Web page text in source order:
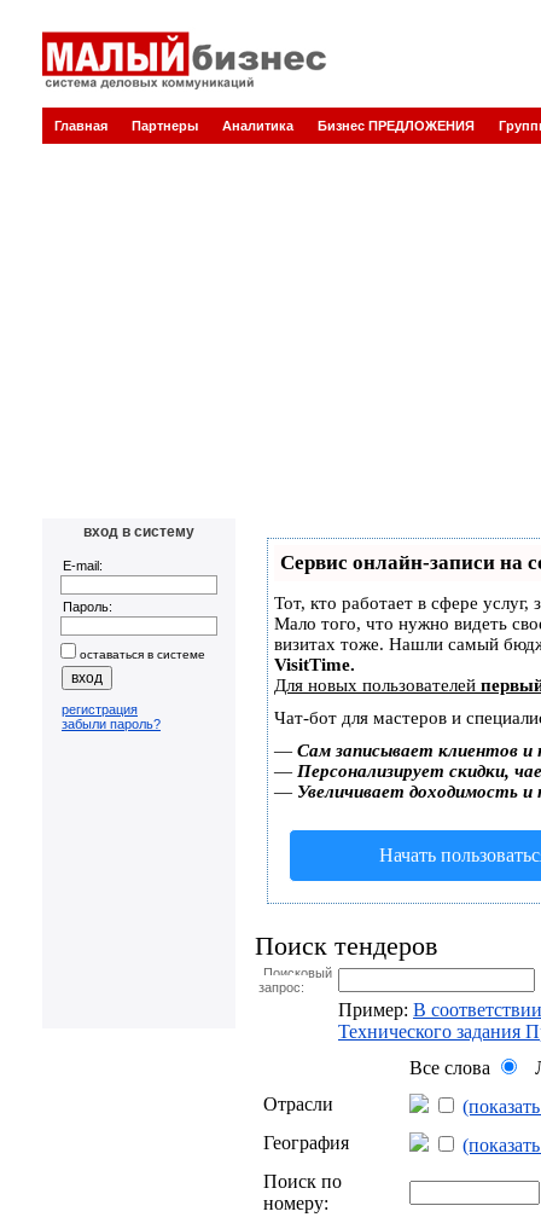
Главная Партнеры Аналитика Бизнес ПРЕДЛОЖЕНИЯ
вход в систему
E-mail:
Пароль:
оставаться в системе
регистрация
забыли пароль?
Сервис онлайн-записи на
Тот, кто работает в сфере
Мало того, что нужно видеть
визитах тоже. Нашли самый
VisitTime.
Для новых пользователей
Чат-бот для мастеров и
— Сам записывает клиентов и
— Персонализирует скидки,
— Увеличивает доходимость
Начать
Поиск тендеров
Поисковый
запрос:
Пример: В
Технического задания
Все слова
Отрасли
География
Поиск по
номеру: